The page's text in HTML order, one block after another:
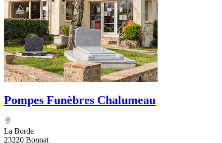
Pompes Funèbres Chalumeau
La Borde
23220 Bonnat